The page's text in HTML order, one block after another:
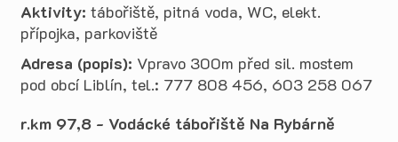
Aktivity: tábořiště, pitná voda, WC, elekt.
přípojka, parkoviště
Adresa (popis): Vpravo 300m před sil. mostem
pod obcí Liblín, tel.: 777 808 456, 603 258 067
r.km 97,8 - Vodácké tábořiště Na Rybárně